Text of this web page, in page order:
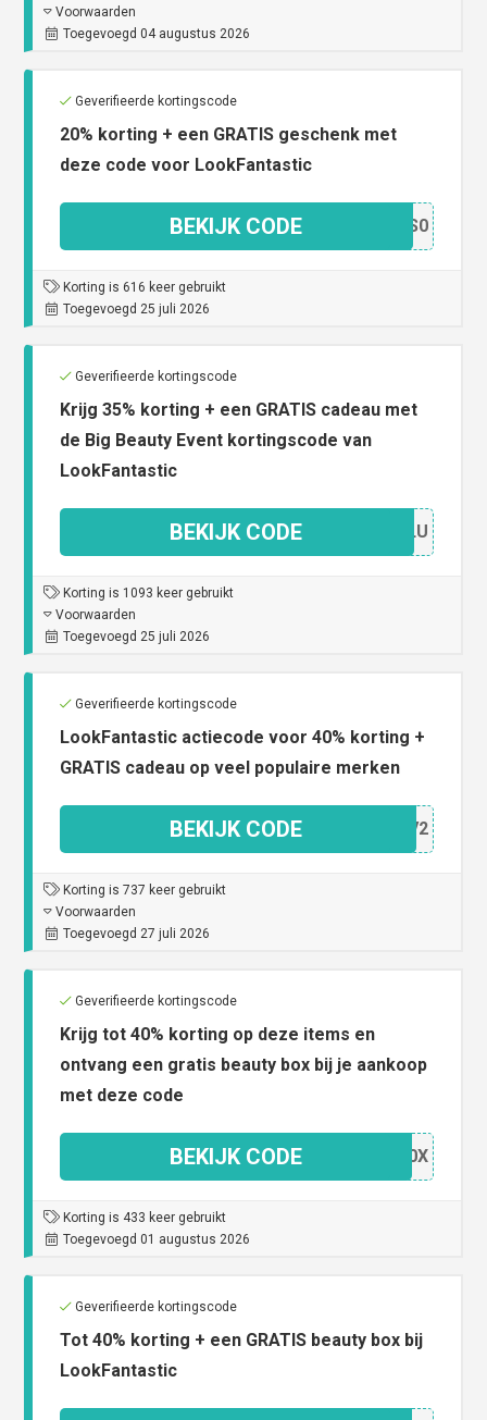
Voorwaarden
Toegevoegd 04 augustus 2026
Geverifieerde kortingscode
20% korting + een GRATIS geschenk met
deze code voor LookFantastic
2ATS0
BEKIJK CODE
Korting is 616 keer gebruikt
Toegevoegd 25 juli 2026
Geverifieerde kortingscode
Krijg 35% korting + een GRATIS cadeau met
de Big Beauty Event kortingscode van
LookFantastic
3X5LU
BEKIJK CODE
Korting is 1093 keer gebruikt
Voorwaarden
Toegevoegd 25 juli 2026
Geverifieerde kortingscode
LookFantastic actiecode voor 40% korting +
GRATIS cadeau op veel populaire merken
00EV2
BEKIJK CODE
Korting is 737 keer gebruikt
Voorwaarden
Toegevoegd 27 juli 2026
Geverifieerde kortingscode
Krijg tot 40% korting op deze items en
ontvang een gratis beauty box bij je aankoop
met deze code
BO40X
BEKIJK CODE
Korting is 433 keer gebruikt
Toegevoegd 01 augustus 2026
Geverifieerde kortingscode
Tot 40% korting + een GRATIS beauty box bij
LookFantastic